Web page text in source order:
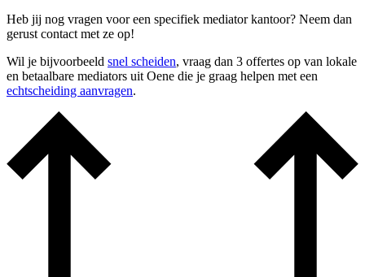
Heb jij nog vragen voor een specifiek mediator kantoor? Neem dan
gerust contact met ze op!
Wil je bijvoorbeeld snel scheiden, vraag dan 3 offertes op van lokale
en betaalbare mediators uit Oene die je graag helpen met een
echtscheiding aanvragen.